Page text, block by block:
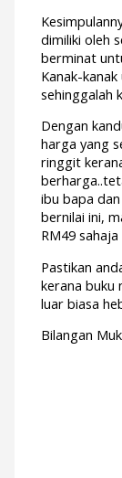
dimiliki oleh
berminat
Kanak-
sehinggalah
Dengan
harga yang
ringgit
ibu bapa
bernilai ini,
RM49
Pastikan
kerana buku
luar biasa
Bilangan